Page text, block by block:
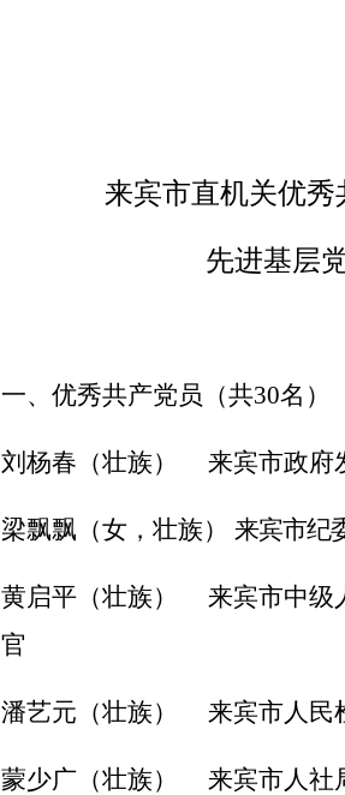
来宾市直机关优
先进基层
一、 优秀共产党员（共30名）
刘杨春（壮族） 来宾市政府
梁飘飘（女，壮族） 来宾市纪
黄启平（壮族） 来宾市中级
官
潘艺元（壮族） 来宾市人民
蒙少广（壮族） 来宾市人社